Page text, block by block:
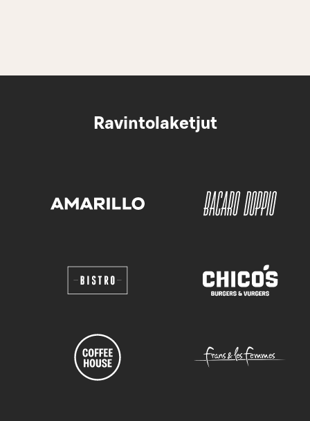
Ravintolaketjut